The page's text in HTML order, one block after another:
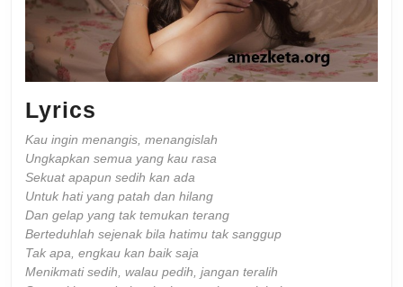
Lyrics
Kau ingin menangis, menangislah
Ungkapkan semua yang kau rasa
Sekuat apapun sedih kan ada
Untuk hati yang patah dan hilang
Dan gelap yang tak temukan terang
Berteduhlah sejenak bila hatimu tak sanggup
Tak apa, engkau kan baik saja
Menikmati sedih, walau pedih, jangan teralih